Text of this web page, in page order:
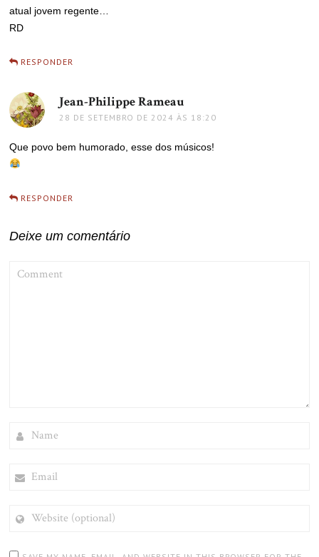
atual jovem regente…
RD
RESPONDER
Jean-Philippe Rameau
28 DE SETEMBRO DE 2024 ÀS 18:20
Que povo bem humorado, esse dos músicos!
RESPONDER
Deixe um comentário
(OPTIONAL)